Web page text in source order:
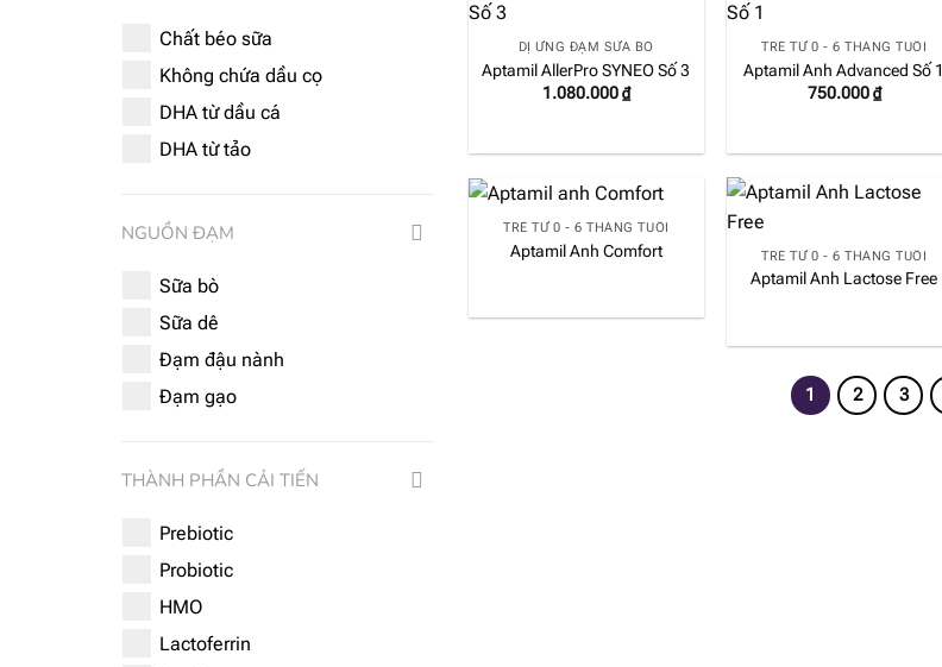
Chất béo sữa
Không chứa dầu cọ
DHA từ dầu cá
DHA từ tảo
NGUỒN ĐẠM
Sữa bò
Sữa dê
Đạm đậu nành
Đạm gạo
THÀNH PHẦN CẢI TIẾN
Prebiotic
Probiotic
HMO
Lactoferrin
DỊ ỨNG ĐẠM SỮA BÒ
Aptamil AllerPro SYNEO Số 3
1.080.000₫
TRẺ TỪ 0 - 6 THÁNG TUỔI
Aptamil Anh Advanced Số 1
750.000₫
TRẺ TỪ 0 - 6 THÁNG TUỔI
Aptamil Anh Comfort TRẺ TỪ 0 - 6 THÁNG TUỔI
Aptamil Anh Lactose Free
1 2 3